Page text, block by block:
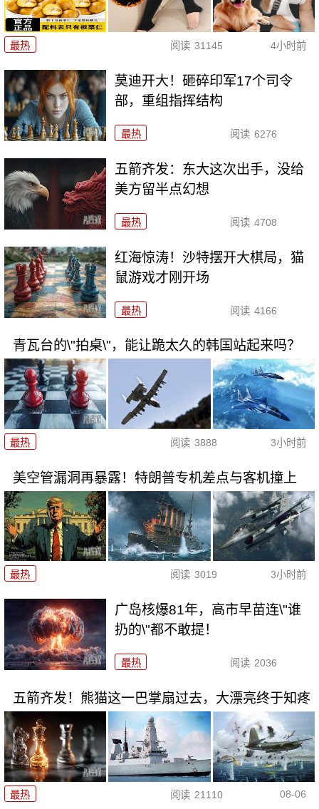
最热 阅读 31145 4小时前
莫迪开大！砸碎印军17个司令
部，重组指挥结构
最热 阅读 6276
五箭齐发：东大这次出手，没给
美方留半点幻想
最热 阅读 4708
红海惊涛！沙特摆开大棋局，猫
鼠游戏才刚开场
最热 阅读 4166
青瓦台的\"拍桌\"，能让跪太久的韩国站起来吗？
最热 阅读 3888 3小时前
美空管漏洞再暴露！特朗普专机差点与客机撞上
最热 阅读 3019 3小时前
广岛核爆81年，高市早苗连\"谁
扔的\"都不敢提！
最热 阅读 2036
五箭齐发！熊猫这一巴掌扇过去，大漂亮终于知疼
最热 阅读 21110 08-06